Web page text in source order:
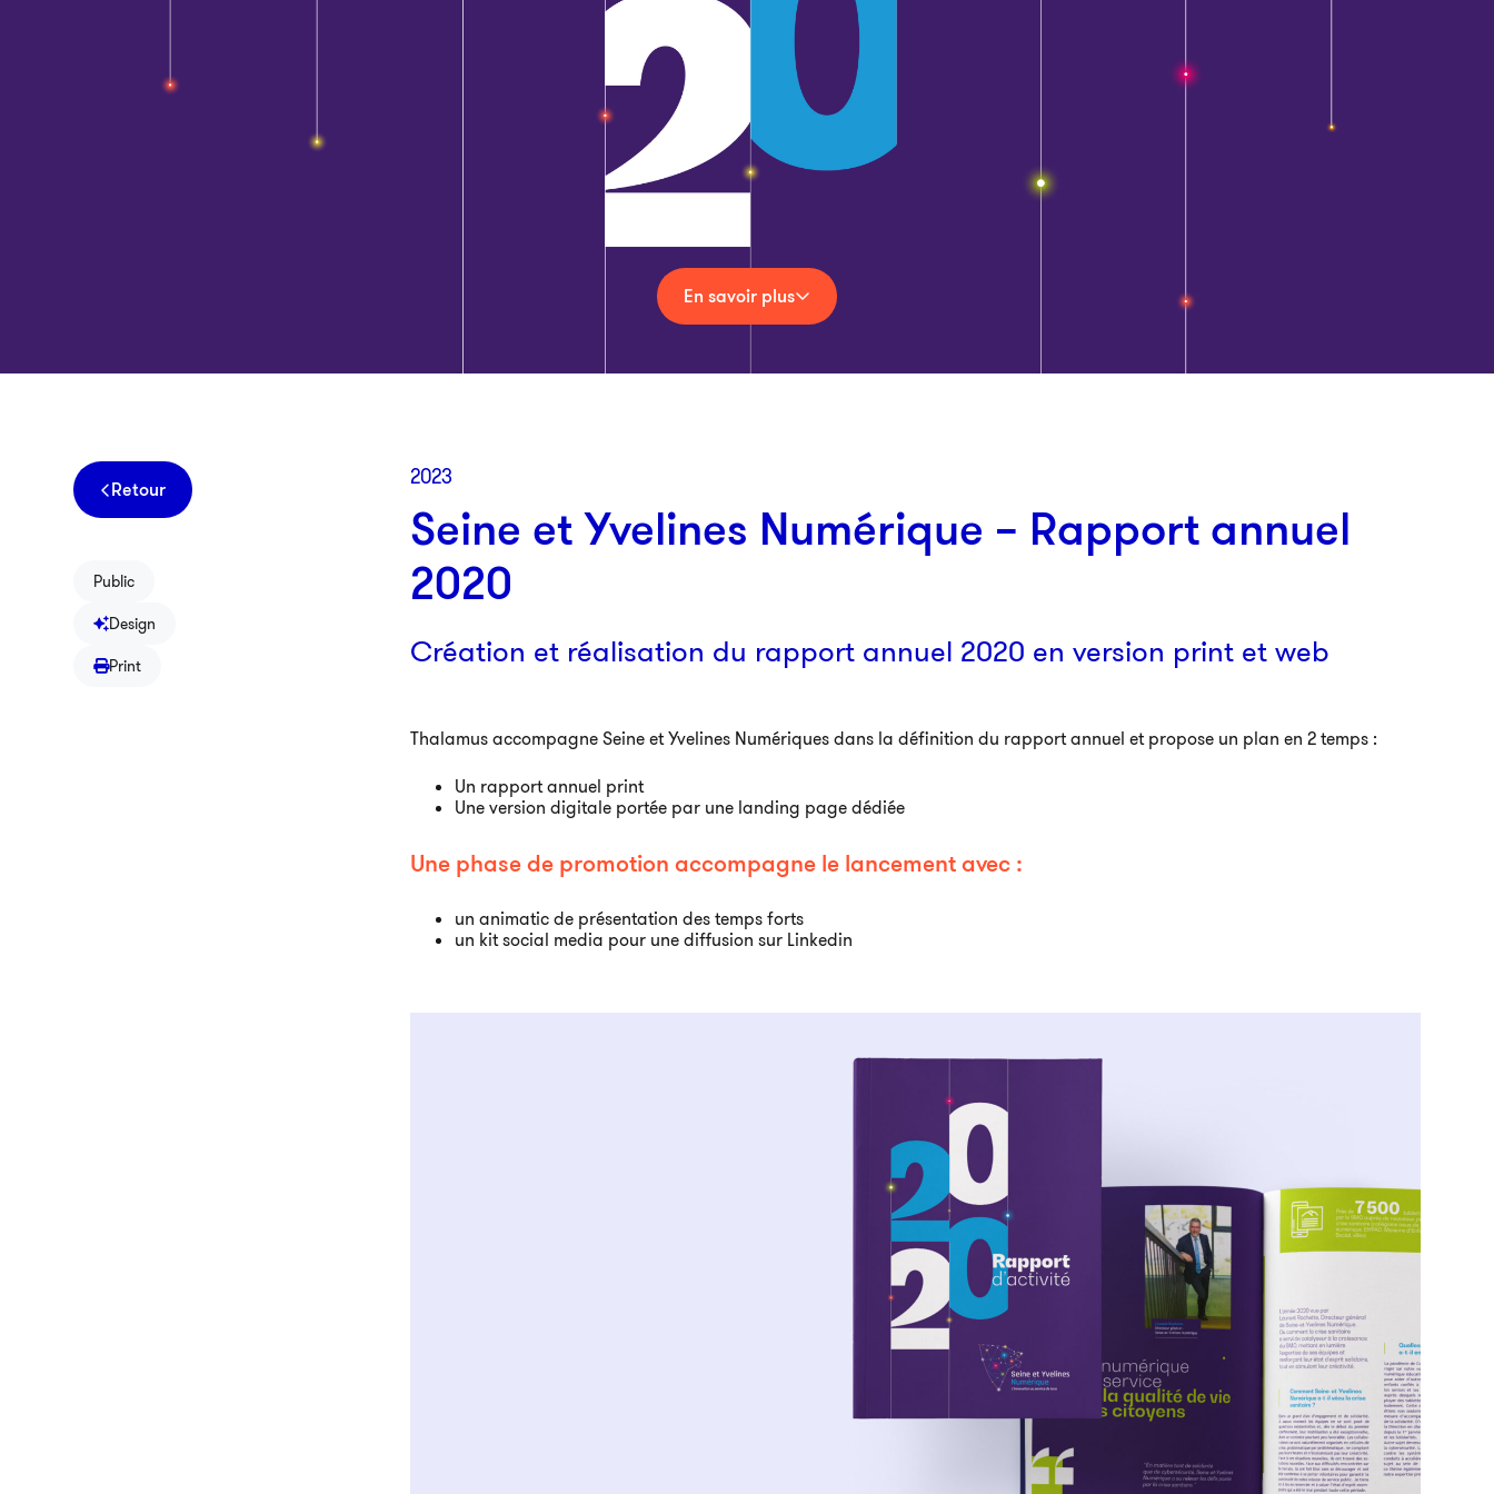
En savoir plus
Retour
Public
Design
Print
2023
Seine et Yvelines Numérique – Rapport annuel
2020
Création et réalisation du rapport annuel 2020 en version print et web
Thalamus accompagne Seine et Yvelines Numériques dans la définition du rapport annuel et propose un plan en 2 temps :
Un rapport annuel print
Une version digitale portée par une landing page dédiée
Une phase de promotion accompagne le lancement avec :
un animatic de présentation des temps forts
un kit social media pour une diffusion sur Linkedin